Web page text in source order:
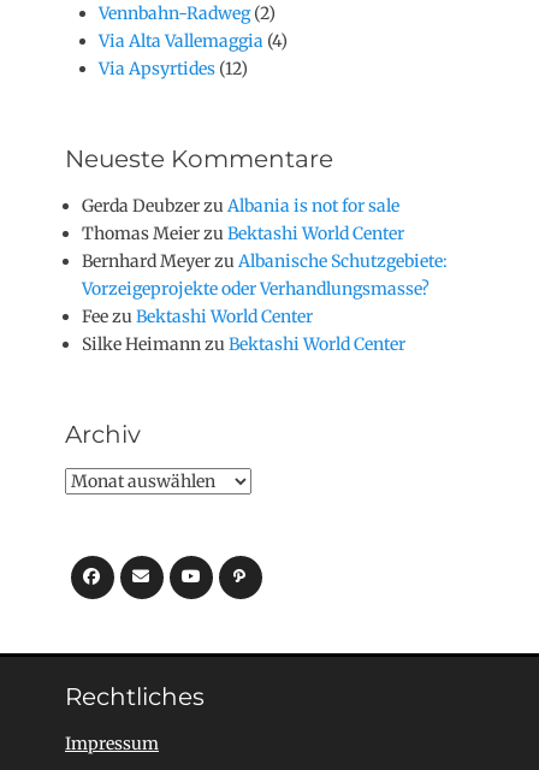
Vennbahn-Radweg(2)
Via Alta Vallemaggia (4)
Via Apsyrtides (12)
Neueste Kommentare
Gerda DeubzerzuAlbania is not for sale
Thomas MeierzuBektashi World Center
Bernhard MeyerzuAlbanische Schutzgebiete:
Vorzeigeprojekte oder Verhandlungsmasse?
FeezuBektashi World Center
Silke HeimannzuBektashi World Center
Archiv
Archiv
Facebook
E-
Mail
YouTube
Pfad
Rechtliches
Impressum